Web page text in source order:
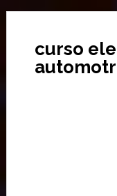
curso